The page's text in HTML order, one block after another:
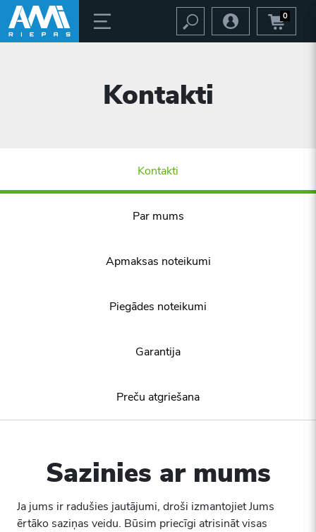
0
Kontakti
Kontakti
Par mums
Apmaksas noteikumi
Piegādes noteikumi
Garantija
Preču atgriešana
Sazinies ar mums
Ja jums ir radušies jautājumi, droši izmantojiet Jums
ērtāko saziņas veidu. Būsim priecīgi atrisināt visas